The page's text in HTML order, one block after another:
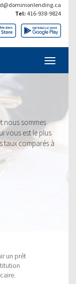
Tel: 416-938-9824
sommes
est le plus
comparés à
un prêt